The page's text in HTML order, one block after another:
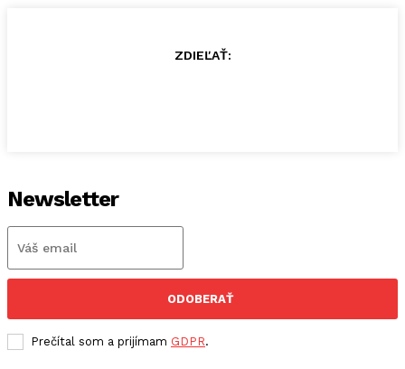
ZDIEĽAŤ:
Newsletter
ODOBERAŤ
Prečítal som a prijímam GDPR.